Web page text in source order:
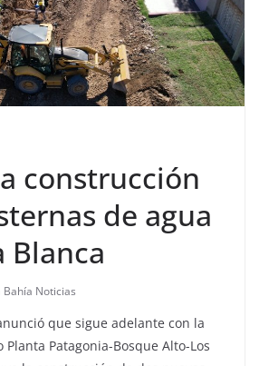
construcción
de agua
Blanca
Bahía Noticias
que sigue adelante con la
Patagonia-Bosque Alto-Los